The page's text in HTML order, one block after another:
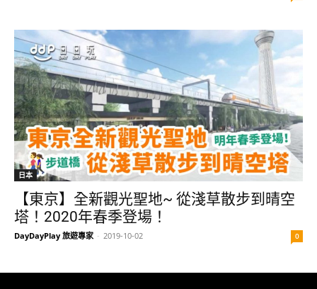
日本
【東京】全新觀光聖地~ 從淺草散步到晴空
塔！2020年春季登場！
DayDayPlay 旅遊專家 - 2019-10-02 0